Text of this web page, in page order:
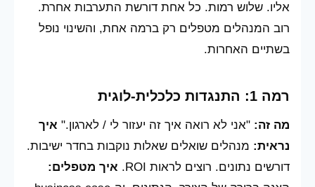
אליו. שלוש רמות. כל אחת דורשת התערבות אחרת.
רוב המנהלים מטפלים רק ברמה אחת, והשינוי נופל
בשתיים האחרות.
רמה 1: התנגדות כלכלית-לוגית
מה זה: "אני לא רואה איך זה יעזור לי / לארגון." איך
נראית: מנהלים שואלים שאלות נוקבות בחדר ישיבות.
דורשים נתונים. רוצים לראות ROI.
איך מטפלים: